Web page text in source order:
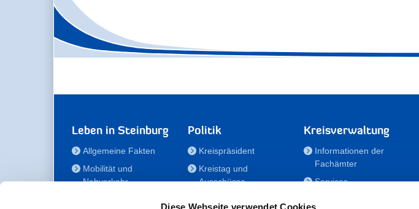
Diese Webseite verwendet Cookies
Leben in Steinburg
Allgemeine Fakten
Mobilität und
Nahverkehr
Politik
Kreispräsident
Kreistag und
Ausschüsse
Kreisverwaltung
Informationen der
Fachämter
Services